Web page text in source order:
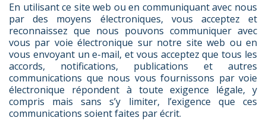
En utilisant ce site web ou en communiquant avec nous
par des moyens électroniques, vous acceptez et
reconnaissez que nous pouvons communiquer avec
vous par voie électronique sur notre site web ou en
vous envoyant un e-mail, et vous acceptez que tous les
accords, notifications, publications et autres
communications que nous vous fournissons par voie
électronique répondent à toute exigence légale, y
compris mais sans s’y limiter, l’exigence que ces
communications soient faites par écrit.